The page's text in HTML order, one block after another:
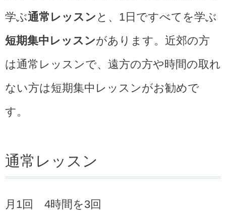
学ぶ通常レッスン と、1日ですべてを学ぶ
短期集中レッスンがあります。近郊の方
は通常レッスンで、遠方の方や時間の取れ
ない方は短期集中レッスンがお勧めで
す。
通常レッスン
月1回 4時間を3回